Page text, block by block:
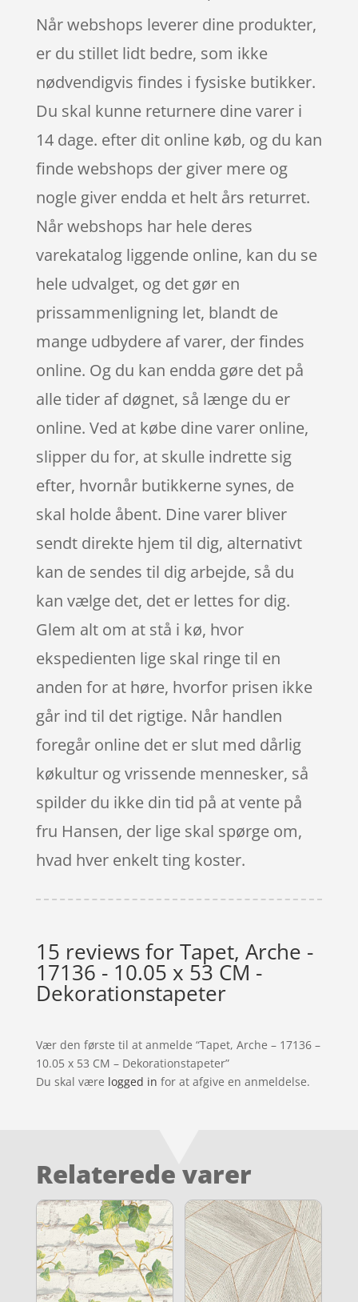
Når webshops leverer dine produkter,
er du stillet lidt bedre, som ikke
nødvendigvis findes i fysiske butikker.
Du skal kunne returnere dine varer i
14 dage. efter dit online køb, og du kan
finde webshops der giver mere og
nogle giver endda et helt års returret.
Når webshops har hele deres
varekatalog liggende online, kan du se
hele udvalget, og det gør en
prissammenligning let, blandt de
mange udbydere af varer, der findes
online. Og du kan endda gøre det på
alle tider af døgnet, så længe du er
online. Ved at købe dine varer online,
slipper du for, at skulle indrette sig
efter, hvornår butikkerne synes, de
skal holde åbent. Dine varer bliver
sendt direkte hjem til dig, alternativt
kan de sendes til dig arbejde, så du
kan vælge det, det er lettes for dig.
Glem alt om at stå i kø, hvor
ekspedienten lige skal ringe til en
anden for at høre, hvorfor prisen ikke
går ind til det rigtige. Når handlen
foregår online det er slut med dårlig
køkultur og vrissende mennesker, så
spilder du ikke din tid på at vente på
fru Hansen, der lige skal spørge om,
hvad hver enkelt ting koster.
15 reviews forTapet, Arche -
17136 - 10.05 x 53 CM -
Dekorationstapeter
Vær den første til at anmelde “Tapet, Arche – 17136 –
10.05 x 53 CM – Dekorationstapeter”
Du skal være logged in for at afgive en anmeldelse.
Relaterede varer